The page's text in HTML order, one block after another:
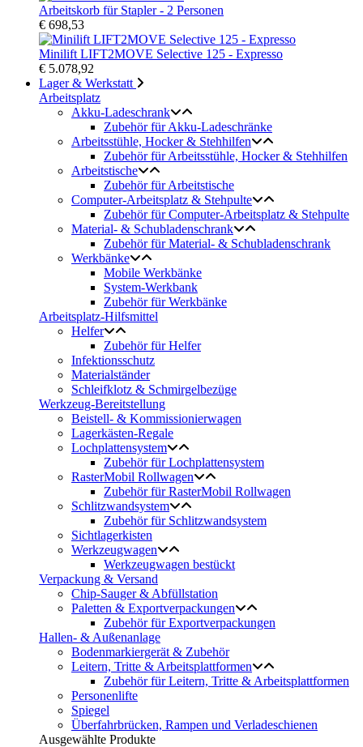
Arbeitskorb für Stapler - 2 Personen
€ 698,53
Minilift LIFT2MOVE Selective 125 - Expresso
€ 5.078,92
Lager & Werkstatt
Arbeitsplatz
Akku-Ladeschrank
Zubehör für Akku-Ladeschränke
Arbeitsstühle, Hocker & Stehhilfen
Zubehör für Arbeitsstühle, Hocker & Stehhilfen
Arbeitstische
Zubehör für Arbeitstische
Computer-Arbeitsplatz & Stehpulte
Zubehör für Computer-Arbeitsplatz & Stehpulte
Material- & Schubladenschrank
Zubehör für Material- & Schubladenschrank
Werkbänke
Mobile Werkbänke
System-Werkbank
Zubehör für Werkbänke
Arbeitsplatz-Hilfsmittel
Helfer
Zubehör für Helfer
Infektionsschutz
Materialständer
Schleifklotz & Schmirgelbezüge
Werkzeug-Bereitstellung
Beistell- & Kommissionierwagen
Lagerkästen-Regale
Lochplattensystem
Zubehör für Lochplattensystem
RasterMobil Rollwagen
Zubehör für RasterMobil Rollwagen
Schlitzwandsystem
Zubehör für Schlitzwandsystem
Sichtlagerkisten
Werkzeugwagen
Werkzeugwagen bestückt
Verpackung & Versand
Chip-Sauger & Abfüllstation
Paletten & Exportverpackungen
Zubehör für Exportverpackungen
Hallen- & Außenanlage
Bodenmarkiergerät & Zubehör
Leitern, Tritte & Arbeitsplattformen
Zubehör für Leitern, Tritte & Arbeitsplattformen
Personenlifte
Spiegel
Überfahrbrücken, Rampen und Verladeschienen
Ausgewählte Produkte